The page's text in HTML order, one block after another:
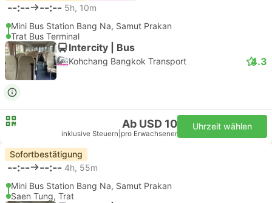
--:-- --:-- 5h, 10m
Mini Bus Station Bang Na, Samut Prakan
Trat Bus Terminal
Intercity | Bus
Kohchang Bangkok Transport 4.3
Ab USD 10
inklusive Steuern pro Erwachsener
Uhrzeit wählen
Sofortbestätigung
--:-- --:-- 4h, 55m
Mini Bus Station Bang Na, Samut Prakan
Saen Tung, Trat